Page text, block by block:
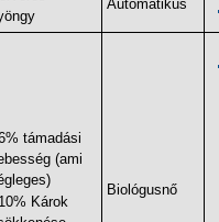
Automatikus
támadási
(ami
Károk
Biológusnő